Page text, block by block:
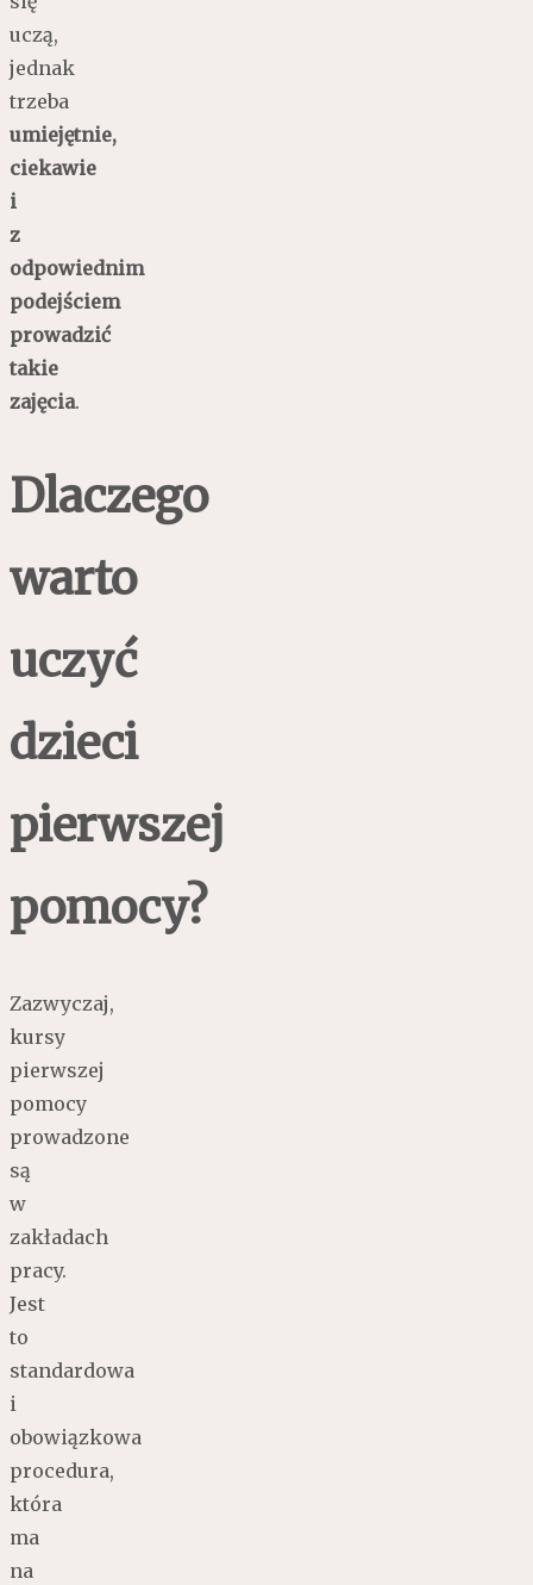
uczą,
jednak
trzeba
umiejętnie,
ciekawie
i
z
odpowiednim
podejściem
prowadzić
takie
zajęcia.
Dlaczego
warto
uczyć
dzieci
pierwszej
pomocy?
Zazwyczaj,
kursy
pierwszej
pomocy
prowadzone
są
w
zakładach
pracy.
Jest
to
standardowa
i
obowiązkowa
procedura,
która
ma
na